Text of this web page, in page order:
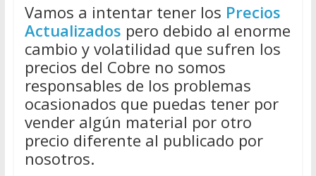
Vamos a intentar tener los Precios
Actualizados pero debido al enorme
cambio y volatilidad que sufren los
precios del Cobre no somos
responsables de los problemas
ocasionados que puedas tener por
vender algún material por otro
precio diferente al publicado por
nosotros.